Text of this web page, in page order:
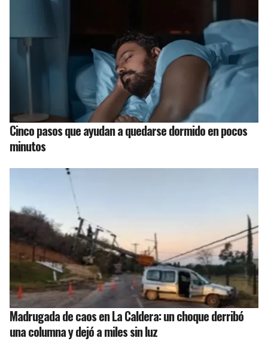
Cinco pasos que ayudan a quedarse dormido en pocos
minutos
Madrugada de caos en La Caldera: un choque derribó
una columna y dejó a miles sin luz